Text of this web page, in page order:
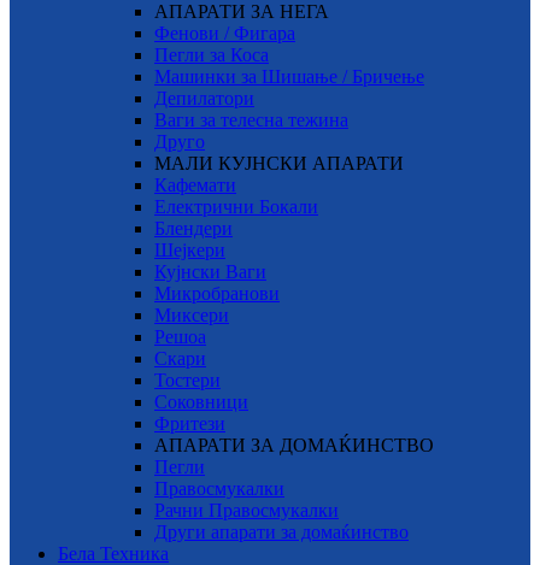
АПАРАТИ ЗА НЕГА
Фенови / Фигара
Пегли за Коса
Машинки за Шишање / Бричење
Депилатори
Ваги за телесна тежина
Друго
МАЛИ КУЈНСКИ АПАРАТИ
Кафемати
Електрични Бокали
Блендери
Шејкери
Кујнски Ваги
Микробранови
Миксери
Решоа
Скари
Тостери
Соковници
Фритези
АПАРАТИ ЗА ДОМАЌИНСТВО
Пегли
Правосмукалки
Рачни Правосмукалки
Други апарати за домаќинство
Бела Техника